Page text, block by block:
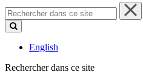
Rechercher
dans
ce
English
Rechercher dans ce site